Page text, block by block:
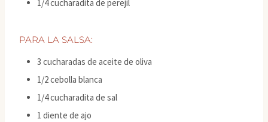
1/4 cucharadita de perejil
PARA LA SALSA:
3 cucharadas de aceite de oliva
1/2 cebolla blanca
1/4 cucharadita de sal
1 diente de ajo